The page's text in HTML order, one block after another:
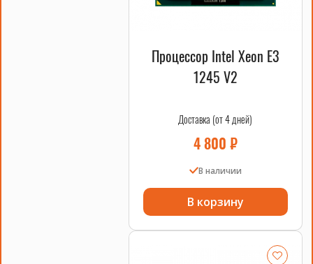
Процессор Intel Xeon E3
1245 V2
Доставка (от 4 дней)
4 800 ₽
В наличии
В корзину